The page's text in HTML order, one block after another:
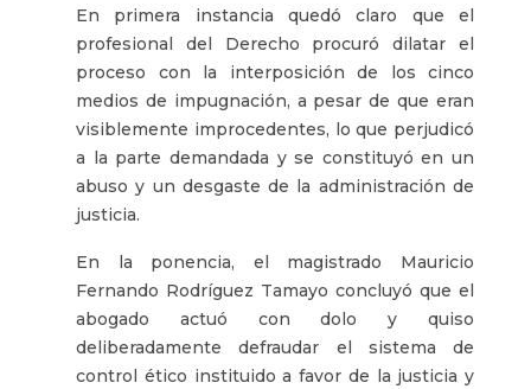
En primera instancia quedó claro que el
profesional del Derecho procuró dilatar el
proceso con la interposición de los cinco
medios de impugnación, a pesar de que eran
visiblemente improcedentes, lo que perjudicó
a la parte demandada y se constituyó en un
abuso y un desgaste de la administración de
justicia.
En la ponencia, el magistrado Mauricio
Fernando Rodríguez Tamayo concluyó que el
abogado actuó con dolo y quiso
deliberadamente defraudar el sistema de
control ético instituido a favor de la justicia y